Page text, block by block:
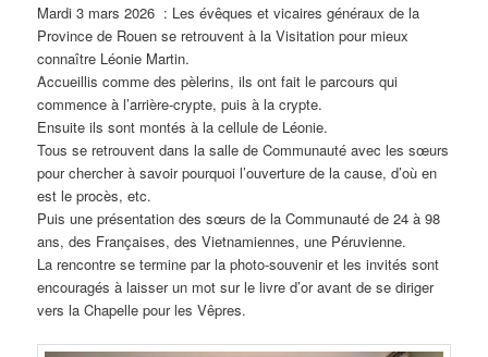
Mardi 3 mars 2026 : Les évêques et vicaires généraux de la
Province de Rouen se retrouvent à la Visitation pour mieux
connaître Léonie Martin.
Accueillis comme des pèlerins, ils ont fait le parcours qui
commence à l’arrière-crypte, puis à la crypte.
Ensuite ils sont montés à la cellule de Léonie.
Tous se retrouvent dans la salle de Communauté avec les sœurs
pour chercher à savoir pourquoi l’ouverture de la cause, d’où en
est le procès, etc.
Puis une présentation des sœurs de la Communauté de 24 à 98
ans, des Françaises, des Vietnamiennes, une Péruvienne.
La rencontre se termine par la photo-souvenir et les invités sont
encouragés à laisser un mot sur le livre d’or avant de se diriger
vers la Chapelle pour les Vêpres.